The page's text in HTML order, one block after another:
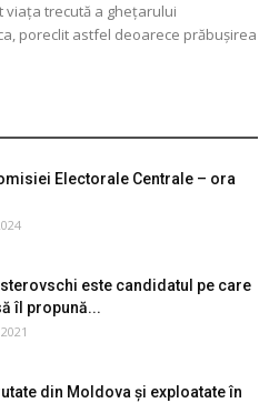
viața trecută a ghețarului
poreclit astfel deoarece prăbușirea
Electorale Centrale – ora
este candidatul pe care
îl propună...
din Moldova și exploatate în